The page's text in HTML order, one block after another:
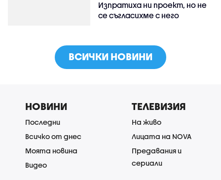
Изпратиха ни проект, но не
се съгласихме с него
ВСИЧКИ НОВИНИ
НОВИНИ
Последни
Всичко от днес
Моята новина
Видео
ТЕЛЕВИЗИЯ
На живо
Лицата на NOVA
Предавания и
сериали